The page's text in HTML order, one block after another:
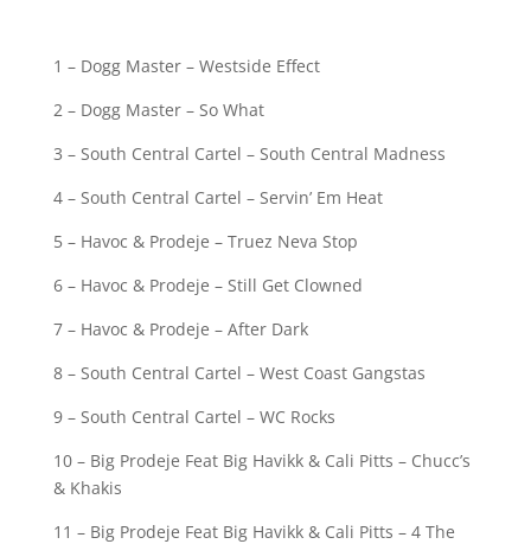
1 – Dogg Master – Westside Effect
2 – Dogg Master – So What
3 – South Central Cartel – South Central Madness
4 – South Central Cartel – Servin’ Em Heat
5 – Havoc & Prodeje – Truez Neva Stop
6 – Havoc & Prodeje – Still Get Clowned
7 – Havoc & Prodeje – After Dark
8 – South Central Cartel – West Coast Gangstas
9 – South Central Cartel – WC Rocks
10 – Big Prodeje Feat Big Havikk & Cali Pitts – Chucc’s
& Khakis
11 – Big Prodeje Feat Big Havikk & Cali Pitts – 4 The